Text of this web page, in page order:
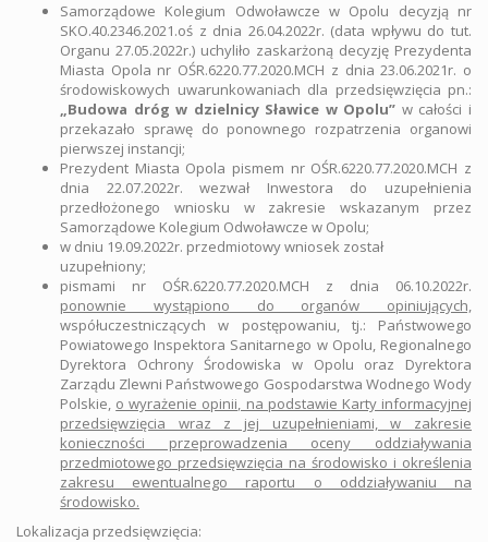
Samorządowe Kolegium Odwoławcze w Opolu decyzją nr
SKO.40.2346.2021.oś z dnia 26.04.2022r. (data wpływu do tut.
Organu 27.05.2022r.) uchyliło zaskarżoną decyzję Prezydenta
Miasta Opola nr OŚR.6220.77.2020.MCH z dnia 23.06.2021r. o
środowiskowych uwarunkowaniach dla przedsięwzięcia pn.:
„Budowa dróg w dzielnicy Sławice w Opolu” w całości i
przekazało sprawę do ponownego rozpatrzenia organowi
pierwszej instancji;
Prezydent Miasta Opola pismem nr OŚR.6220.77.2020.MCH z
dnia 22.07.2022r. wezwał Inwestora do uzupełnienia
przedłożonego wniosku w zakresie wskazanym przez
Samorządowe Kolegium Odwoławcze w Opolu;
w dniu 19.09.2022r. przedmiotowy wniosek został
uzupełniony;
pismami nr OŚR.6220.77.2020.MCH z dnia 06.10.2022r.
ponownie wystąpiono do organów opiniujących,
współuczestniczących w postępowaniu, tj.: Państwowego
Powiatowego Inspektora Sanitarnego w Opolu, Regionalnego
Dyrektora Ochrony Środowiska w Opolu oraz Dyrektora
Zarządu Zlewni Państwowego Gospodarstwa Wodnego Wody
Polskie, o wyrażenie opinii, na podstawie Karty informacyjnej
przedsięwzięcia wraz z jej uzupełnieniami, w zakresie
konieczności przeprowadzenia oceny oddziaływania
przedmiotowego przedsięwzięcia na środowisko i określenia
zakresu ewentualnego raportu o oddziaływaniu na
środowisko.
Lokalizacja przedsięwzięcia: